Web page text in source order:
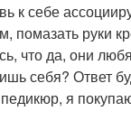
к себе
помазать руки
что да, они
себя? Ответ
я